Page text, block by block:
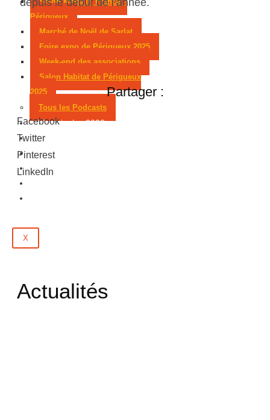
Périgueux
Marché de Noël de Sarlat
Foire expo de Périgueux 2025
Week-end des associations
Salon Habitat de Périgueux
2025
Tous les Podcasts
Municipales 2026
Jeux
Partenaires
Emploi
X
Partager :
Facebook
Twitter
Pinterest
LinkedIn
Actualités